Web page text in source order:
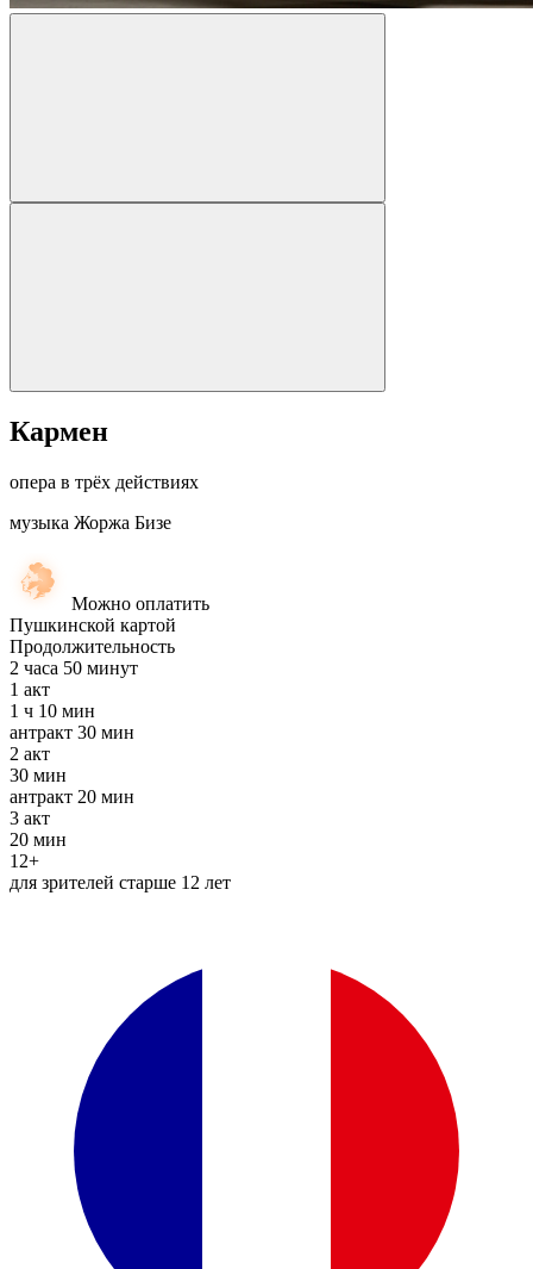
Кармен
опера в трёх действиях
музыка Жоржа Бизе
Можно оплатить
Пушкинской картой
Продолжительность
2 часа 50 минут
1 акт
1 ч 10 мин
антракт 30 мин
2 акт
30 мин
антракт 20 мин
3 акт
20 мин
12+
для зрителей старше 12 лет